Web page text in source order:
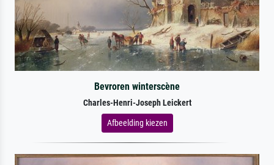
Bevroren winterscène
Charles-Henri-Joseph Leickert
Afbeelding kiezen